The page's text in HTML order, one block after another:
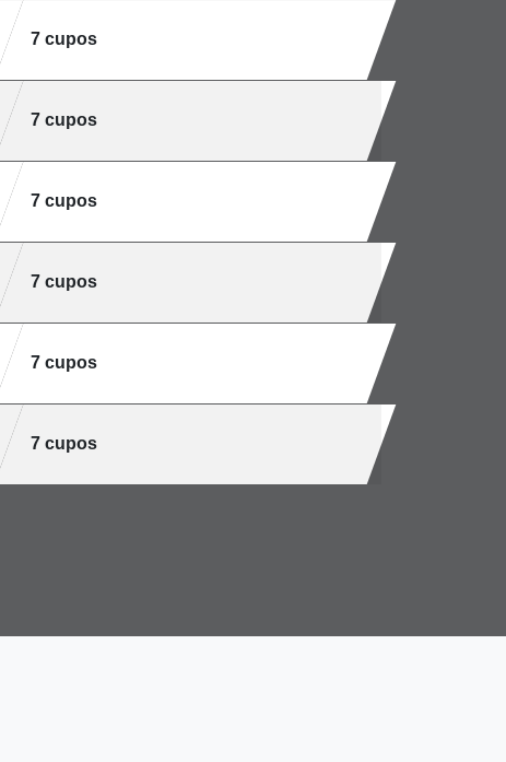
7 cupos
7 cupos
7 cupos
7 cupos
7 cupos
7 cupos